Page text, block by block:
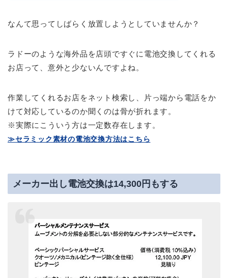
なんて思ってしばらく放置しようとしていませんか？
ラドーのような海外品を店頭ですぐに電池交換してくれる
お店って、意外と少ないんですよね。
作業してくれるお店をネット検索し、片っ端から電話をか
けて対応しているのか聞くのは骨が折れます。
※実際にこういう方は一定数存在します。
≫セラミック素材の電池交換方法はこちら
メーカー出し電池交換は14,300円もする